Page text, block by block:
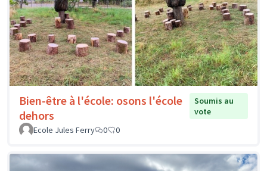
Bien-être à l'école: osons l'école
dehors
Soumis au
vote
Ecole Jules Ferry
0 0